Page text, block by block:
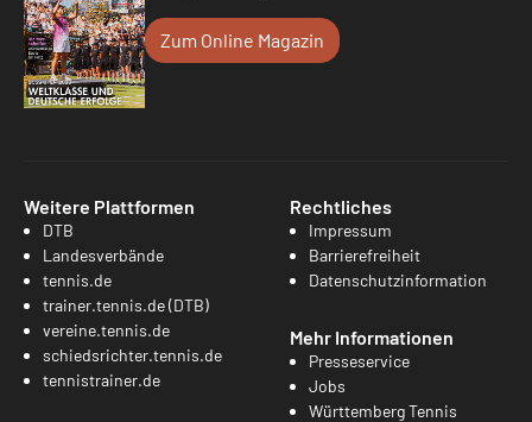
Zum Online Magazin
Weitere Plattformen
DTB
Landesverbände
tennis.de
trainer.tennis.de (DTB)
vereine.tennis.de
schiedsrichter.tennis.de
tennistrainer.de
Rechtliches
Impressum
Barrierefreiheit
Datenschutzinformation
Mehr Informationen
Presseservice
Jobs
Württemberg Tennis